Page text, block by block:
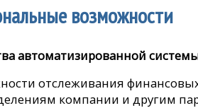
возможности
автоматизированной
отслеживания
компании и другим